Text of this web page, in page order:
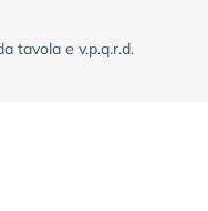
tavola e v.p.q.r.d.